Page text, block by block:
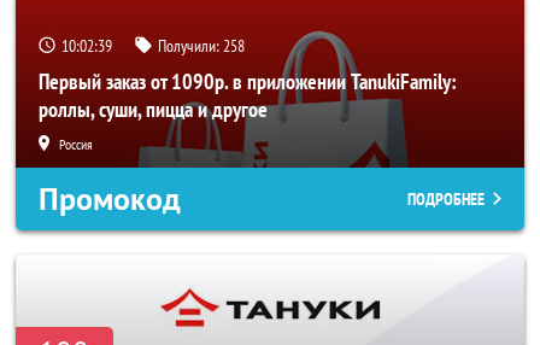
10:02:39 Получили:258
Первый заказ от 1090р. в приложении TanukiFamily:
роллы, суши, пицца и другое
Россия
Промокод ПОДРОБНЕЕ